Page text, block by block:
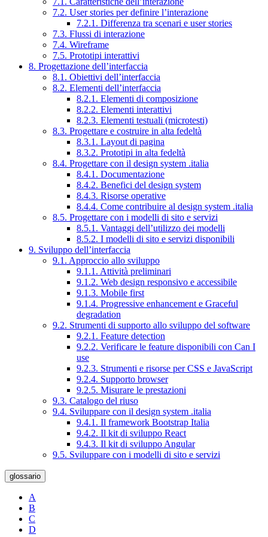
7.2. User stories per definire l’interazione
7.2.1. Differenza tra scenari e user stories
7.3. Flussi di interazione
7.4. Wireframe
7.5. Prototipi interattivi
8. Progettazione dell’interfaccia
8.1. Obiettivi dell’interfaccia
8.2. Elementi dell’interfaccia
8.2.1. Elementi di composizione
8.2.2. Elementi interattivi
8.2.3. Elementi testuali (microtesti)
8.3. Progettare e costruire in alta fedeltà
8.3.1. Layout di pagina
8.3.2. Prototipi in alta fedeltà
8.4. Progettare con il design system .italia
8.4.1. Documentazione
8.4.2. Benefici del design system
8.4.3. Risorse operative
8.4.4. Come contribuire al design system .italia
8.5. Progettare con i modelli di sito e servizi
8.5.1. Vantaggi dell’utilizzo dei modelli
8.5.2. I modelli di sito e servizi disponibili
9. Sviluppo dell’interfaccia
9.1. Approccio allo sviluppo
9.1.1. Attività preliminari
9.1.2. Web design responsivo e accessibile
9.1.3. Mobile first
9.1.4. Progressive enhancement e Graceful
degradation
9.2. Strumenti di supporto allo sviluppo del software
9.2.1. Feature detection
9.2.2. Verificare le feature disponibili con Can I
use
9.2.3. Strumenti e risorse per CSS e JavaScript
9.2.4. Supporto browser
9.2.5. Misurare le prestazioni
9.3. Catalogo del riuso
9.4. Sviluppare con il design system .italia
9.4.1. Il framework Bootstrap Italia
9.4.2. Il kit di sviluppo React
9.4.3. Il kit di sviluppo Angular
9.5. Sviluppare con i modelli di sito e servizi
glossario
A
B
C
D